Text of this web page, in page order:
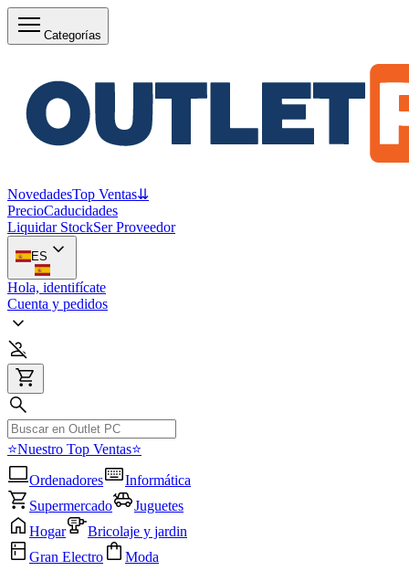
Categorías
NovedadesTop Ventas⇊
PrecioCaducidades
Liquidar StockSer Proveedor
ES
Hola, identifícate
Cuenta y pedidos
⭐Nuestro Top Ventas⭐
Ordenadores
Informática
Supermercado
Juguetes
Hogar
Bricolaje y jardin
Gran Electro
Moda